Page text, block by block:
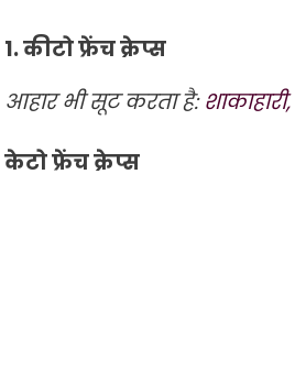
1. कीटो फ्रेंच क्रेप्स
आहार भी सूट करता है:
केटो फ्रेंच क्रेप्स